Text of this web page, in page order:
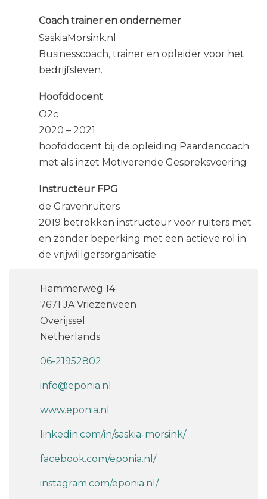
Coach trainer en ondernemer
SaskiaMorsink.nl
Businesscoach, trainer en opleider voor het
bedrijfsleven.
Hoofddocent
O2c
2020 – 2021
hoofddocent bij de opleiding Paardencoach
met als inzet Motiverende Gespreksvoering
Instructeur FPG
de Gravenruiters
2019 betrokken instructeur voor ruiters met
en zonder beperking met een actieve rol in
de vrijwillgersorganisatie
Hammerweg 14
7671 JA Vriezenveen
Overijssel
Netherlands
06-21952802
info@eponia.nl
www.eponia.nl
linkedin.com/in/saskia-morsink/
facebook.com/eponia.nl/
instagram.com/eponia.nl/